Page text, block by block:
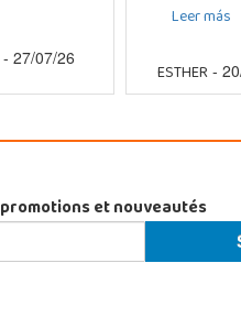
27/07/26
Leer más
ESTHER -
et nouveautés